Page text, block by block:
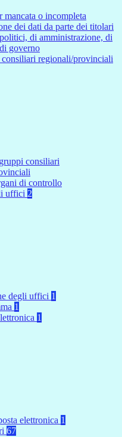
mancata o incompleta
dei dati da parte dei titolari
di amministrazione, di
governo
regionali/provinciali
consiliari
di controllo
uffici 2
degli uffici 1
1
1
elettronica 1
67